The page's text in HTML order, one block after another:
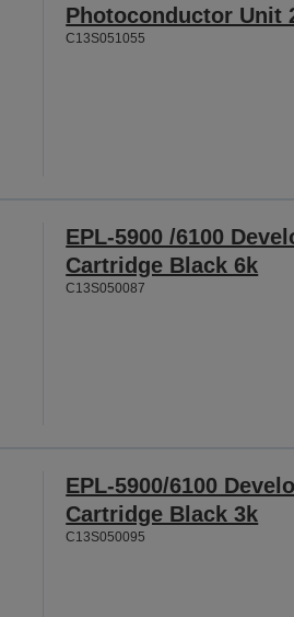
Photoconductor Unit
C13S051055
EPL-5900 /6100
Cartridge Black 6k
C13S050087
EPL-5900/6100
Cartridge Black 3k
C13S050095